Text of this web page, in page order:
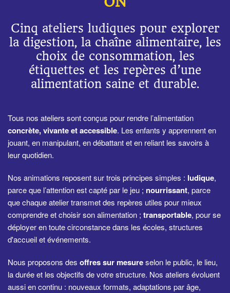
Cinq ateliers ludiques pour explorer
la digestion, la chaîne alimentaire, les
choix de consommation, les
étiquettes et les repères d’une
alimentation saine et durable.
Tous nos ateliers sont conçus pour rendre l’alimentation
concrète, vivante et accessible. Les enfants y apprennent en
jouant, en manipulant, en débattant et en reliant les savoirs à
leur quotidien.
Nos animations reposent sur trois principes simples : ludique,
parce que l’attention est capté par le jeu ; nourrissant, parce
que chaque atelier transmet des repères utiles pour mieux
comprendre et choisir son alimentation ; transportable, pour se
déployer en toute circonstance dans les écoles, structures
d'accueil et événements.
Nous proposons des offres sur mesureselon le public, le lieu,
la durée et les objectifs de votre structure. Nos ateliers évoluent
aussi en continu : nouveaux formats, adaptations par âge,